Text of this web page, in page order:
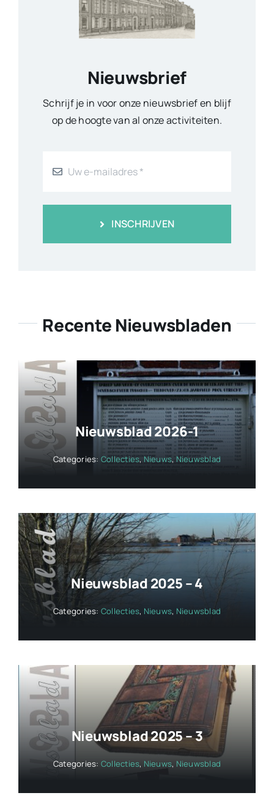
Nieuwsbrief
Schrijf je in voor onze nieuwsbrief en blijf
op de hoogte van al onze activiteiten.
INSCHRIJVEN
Recente Nieuwsbladen
Nieuwsblad 2026-1
Categories: Collecties, Nieuws, Nieuwsblad
Nieuwsblad 2025 – 4
Categories: Collecties, Nieuws, Nieuwsblad
Nieuwsblad 2025 – 3
Categories: Collecties, Nieuws, Nieuwsblad